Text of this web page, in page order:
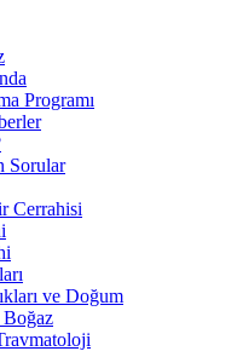
Programı
Sorular
Cerrahisi
ve Doğum